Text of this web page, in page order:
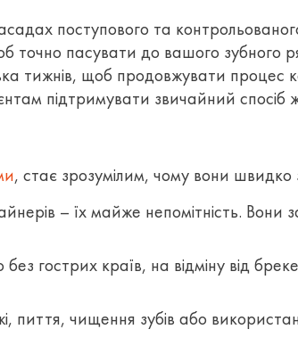
поступового та
точно пасувати до вашого
тижнів, щоб продовжувати процес
підтримувати звичайний спосіб
, стає зрозумілим, чому вони швидко
– їх майже непомітність. Вони
гострих країв, на відміну від
пиття, чищення зубів або